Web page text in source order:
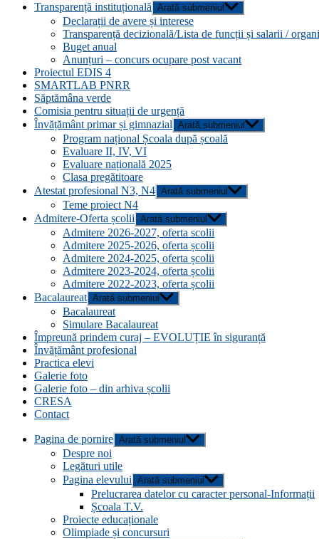
Transparență instituțională Arată submeniul
Declarații de avere și interese
Transparență decizională/Lista de funcții și salarii /
Buget anual
Anunțuri – concurs ocupare post vacant
Proiectul EDIS 4
SMARTLAB PNRR
Săptămâna verde
Comisia pentru situații de urgență
Învățământ primar și gimnazial Arată submeniul
Program național Școala după școală
Evaluare II, IV, VI
Evaluare națională 2025
Clasa pregătitoare
Atestat profesional N3, N4 Arată submeniul
Teme proiect N4
Admitere-Oferta școlii Arată submeniul
Admitere 2026-2027, oferta scolii
Admitere 2025-2026, oferta școlii
Admitere 2024-2025, oferta școlii
Admitere 2023-2024, oferta școlii
Admitere 2022-2023, oferta școlii
Bacalaureat Arată submeniul
Bacalaureat
Simulare Bacalaureat
Împreună prindem curaj – EVOLUȚIE în siguranță
Învățământ profesional
Practica elevi
Galerie foto
Galerie foto – din arhiva școlii
CRESA
Contact
Pagina de pornire Arată submeniul
Despre noi
Legături utile
Pagina elevului Arată submeniul
Prelucrarea datelor cu caracter personal-Informații
Școala T.V.
Proiecte educaționale
Olimpiade și concursuri